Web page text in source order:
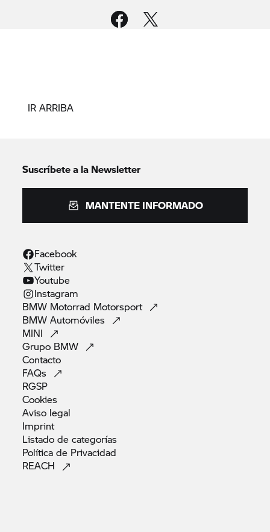
IR ARRIBA
Suscríbete a la Newsletter
MANTENTE INFORMADO
Facebook
Twitter
Youtube
Instagram
BMW Motorrad Motorsport
BMWAutomóviles
MINI
Grupo BMW
Contacto
FAQs
RGSP
Cookies
Aviso legal
Imprint
Listado decategorías
Política de Privacidad
REACH